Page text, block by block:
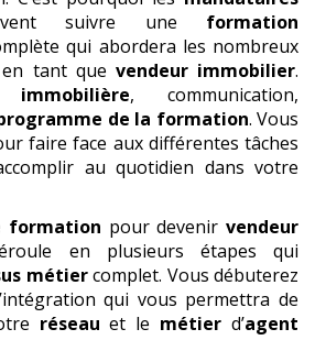
suivre une formation
qui abordera les nombreux
tant que vendeur immobilier.
, communication,
de la formation. Vous
faire face aux différentes tâches
au quotidien dans votre
formation pour devenirvendeur
en plusieurs étapes qui
métiercomplet. Vous débuterez
qui vous permettra de
réseau et le métierd’agent